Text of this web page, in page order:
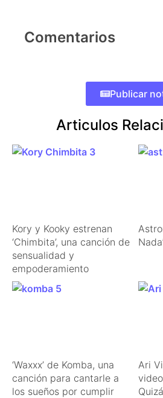
Comentarios
Publicar
Articulos
Kory y Kooky estrenan
‘Chimbita’, una canción de
sensualidad y
empoderamiento
‘Waxxx’ de Komba, una
canción para cantarle a
los sueños por cumplir
Ari